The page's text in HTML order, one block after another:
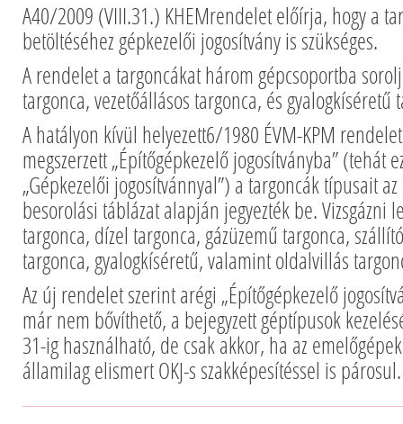
A40/2009 (VIII.31.) KHEMrendelet előírja, hogy a
betöltéséhez gépkezelői jogosítvány is szükséges.
A rendelet a targoncákat három gépcsoportba
targonca, vezetőállásos targonca, és gyalogkíséretű
A hatályon kívül helyezett6/1980 ÉVM-KPM
megszerzett „Építőgépkezelő jogosítványba” (tehát
„Gépkezelői jogosítvánnyal”) a targoncák típusait
besorolási táblázat alapján jegyezték be. Vizsgázni
targonca, dízel targonca, gázüzemű targonca,
targonca, gyalogkíséretű, valamint oldalvillás
Az új rendelet szerint arégi „Építőgépkezelő
már nem bővíthető, a bejegyzett géptípusok
31-ig használható, de csak akkor, ha az
államilag elismert OKJ-s szakképesítéssel is párosul.